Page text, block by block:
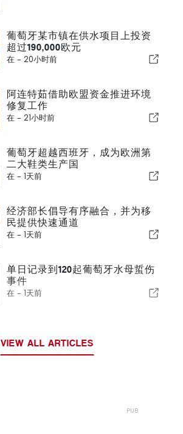
葡萄牙某市镇在供水项目上投资
超过190,000欧元
在 - 20小时前
阿连特茹借助欧盟资金推进环境
修复工作
在 - 21小时前
葡萄牙超越西班牙，成为欧洲第
二大鞋类生产国
在 - 1天前
经济部长倡导有序融合，并为移
民提供快速通道
在 - 1天前
单日记录到120起葡萄牙水母蜇伤
事件
在 - 1天前
VIEW ALL ARTICLES